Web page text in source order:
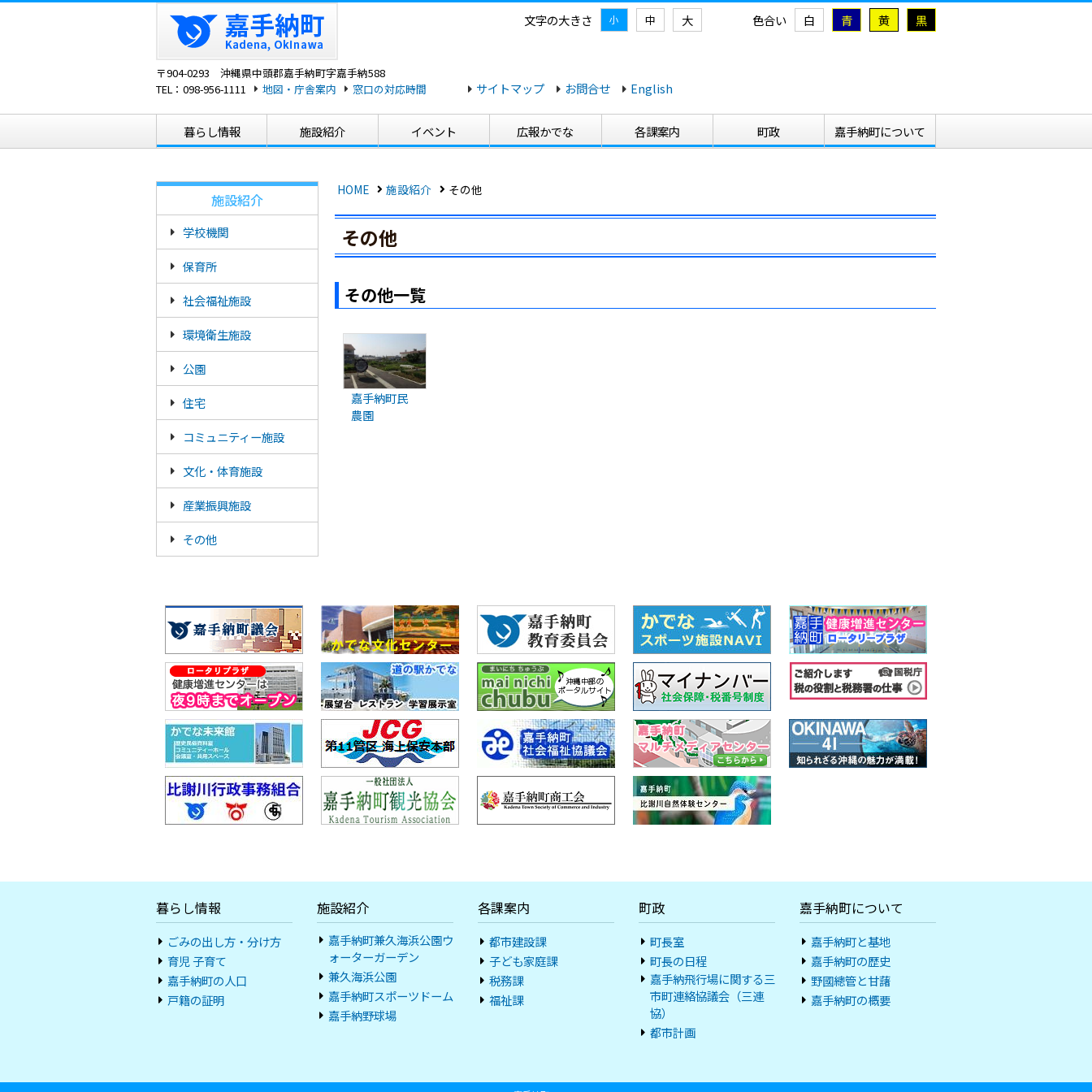
〒904-0293 沖縄県中頭郡嘉手納町字嘉手納588
TEL： 098-956-1111 地図・庁舎案内 窓口の対応時間
文字の大きさ 小 中 大 色合い 白 青 黄 黒
サイトマップ お問合せ English
暮らし情報 施設紹介 イベント 広報かでな 各課案内 町政 嘉手納町について
HOME 施設紹介 その他
その他
その他一覧
嘉手納町民
農園
施設紹介
学校機関
保育所
社会福祉施設
環境衛生施設
公園
住宅
コミュニティー施設
文化・体育施設
産業振興施設
その他
暮らし情報
ごみの出し方・分け方
育児 子育て
嘉手納町の人口
戸籍の証明
施設紹介
嘉手納町兼久海浜公園ウ
ォーターガーデン
兼久海浜公園
嘉手納町スポーツドーム
嘉手納野球場
各課案内
都市建設課
子ども家庭課
税務課
福祉課
町政
町長室
町長の日程
嘉手納飛行場に関する三
市町連絡協議会（三連
協）
都市計画
嘉手納町について
嘉手納町と基地
嘉手納町の歴史
野國總管と甘藷
嘉手納町の概要